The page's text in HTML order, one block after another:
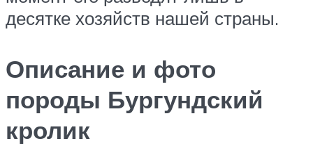
десятке хозяйств нашей страны.
Описание и фото
породы Бургундский
кролик